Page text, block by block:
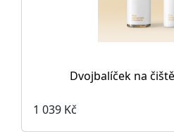
Dvojbalíček na
1 039 Kč